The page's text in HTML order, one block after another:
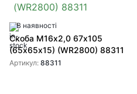
В наявності
Скоба М16х2,0 67х105
(65х65х15) (WR2800) 88311
Артикул: 88311